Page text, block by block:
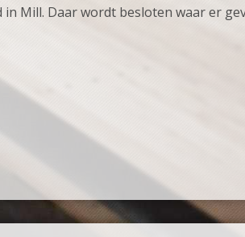
Mill. Daar wordt besloten waar er